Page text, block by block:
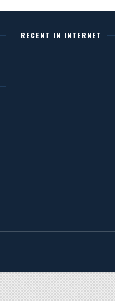
RECENT IN INTERNET